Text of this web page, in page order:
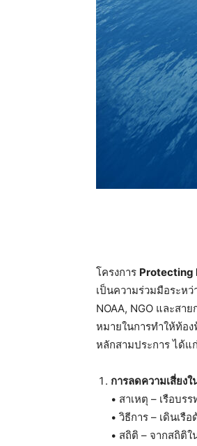
โครงการ Protecting
เป็นความร่วมมือระห
NOAA, NGO และสา
หมายในการทำให้ท้อ
หลักสามประการ ได้แ
การลดความเสี่ยง
• สาเหตุ – เรือบ
• วิธีการ – เดินเรื
• สถิติ – จากสถิติ